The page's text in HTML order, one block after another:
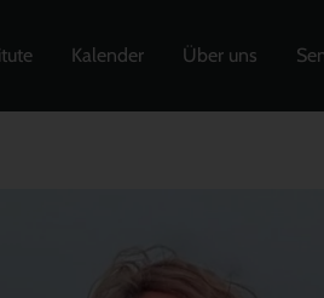
Kalender Über uns